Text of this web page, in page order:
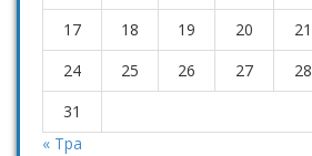
17
18 19 20 21
24
25 26 27 28
31
« Тра